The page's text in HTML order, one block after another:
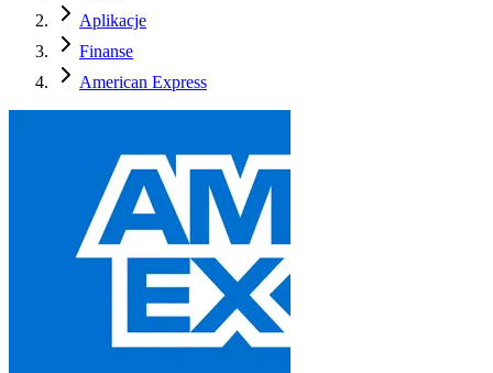
Aplikacje
Finanse
American Express